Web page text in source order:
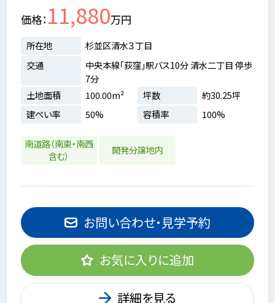
価格 11,880万円
所在地
杉並区清水３丁目
交通
中央本線「荻窪」駅バス10分 清水二丁目 停歩
7分
土地面積
100.00m² 坪数
約30.25坪
建ぺい率
50% 容積率 100%
南道路（南東・南西
含む）
開発分譲地内
お問い合わせ・見学予約
お気に入りに追加
詳細を見る